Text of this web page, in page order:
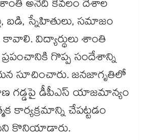
‘శాంతి అనేది కేవలం దేశాల
బడి, స్నేహితులు, సమాజం
విద్యార్థులు శాంతి
గొప్ప సందేశాన్ని
సూచించారు. జనజాగృతిలో
గడ్డపై డీపీఎస్ యాజమాన్యం
కార్యక్రమాన్ని చేపట్టడం
కొనియాడారు.